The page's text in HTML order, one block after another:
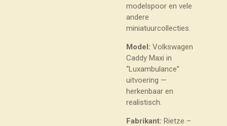
modelspoor en vele
andere
miniatuurcollecties.
Model: Volkswagen
Caddy Maxi in
“Luxambulance”
uitvoering —
herkenbaar en
realistisch.
Fabrikant: Rietze –